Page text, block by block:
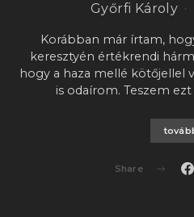
Győrfi Károly
Korábban már írtam,
keresztyén értékrendi
hogy a haza mellé kötőjellel
is odaírom. Teszem
Share